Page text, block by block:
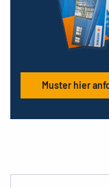
Muster hier